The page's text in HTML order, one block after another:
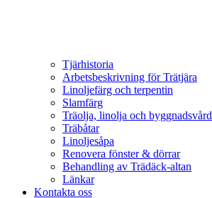
Tjärhistoria
Arbetsbeskrivning för Trätjära
Linoljefärg och terpentin
Slamfärg
Träolja, linolja och byggnadsvård
Träbåtar
Linoljesåpa
Renovera fönster & dörrar
Behandling av Trädäck-altan
Länkar
Kontakta oss